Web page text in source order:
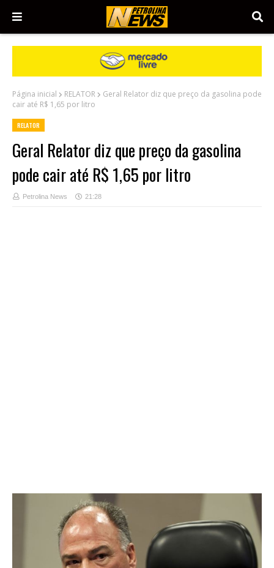
Página inicial RELATOR
Geral Relator diz que preço da gasolina pode
cair até R$ 1,65 por litro
RELATOR
Geral Relator diz que preço da gasolina
pode cair até R$ 1,65 por litro
Petrolina News 21:28